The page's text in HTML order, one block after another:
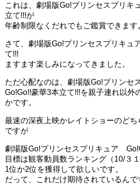
これは、劇場版Go!プリンセスプリ
立て!!!が
年齢制限なくだれでもご鑑賞できます
さて、劇場版Go!プリンセスプリキ
て!!!
ますます楽しみになってきました。
ただ心配なのは、劇場版Go!プリンセ
Go!Go!!豪華3本立て!!!を親子連れ以外
かです。
最速の深夜上映かレイトショーのど
ですが
劇場版Go!プリンセスプリキュア
目標は観客動員数ランキング（10/３
1位か2位を獲得して欲しいです。
だって、これだけ期待されているんで